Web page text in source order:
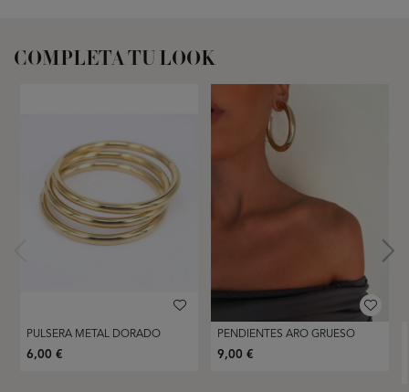
COMPLETA TU LOOK
PULSERA METAL DORADO
6,00 €
PENDIENTES ARO GRUESO
9,00 €